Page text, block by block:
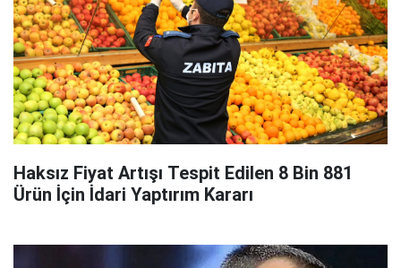
Haksız Fiyat Artışı Tespit Edilen 8 Bin 881
Ürün İçin İdari Yaptırım Kararı